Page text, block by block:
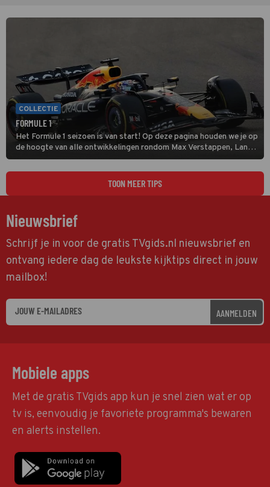
COLLECTIE
FORMULE 1
Het Formule 1 seizoen is van start! Op deze pagina houden we je op
de hoogte van alle ontwikkelingen rondom Max Verstappen, Lando
Norris en alle andere coureurs en GP's.
TOON MEER TIPS
Nieuwsbrief
Schrijf je in voor de gratis TVgids.nl nieuwsbrief en
ontvang iedere dag de leukste kijktips direct in jouw
mailbox!
AANMELDEN
Mobiele apps
Met de gratis TVgids app kun je snel zien wat er op
tv is, eenvoudig je favoriete programma's bewaren
en alerts instellen.